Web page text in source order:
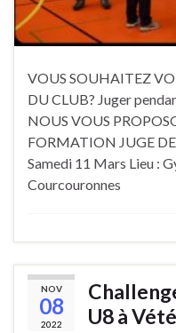
VOUS SOUHAITEZ
DU CLUB? Juger
NOUS VOUS
FORMATION JUGE
Samedi 11 Mars Lieu :
Courcouronnes
NOV
08
2022
U8 à